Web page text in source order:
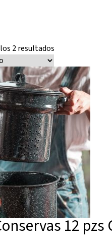
2 resultados
12 pzs